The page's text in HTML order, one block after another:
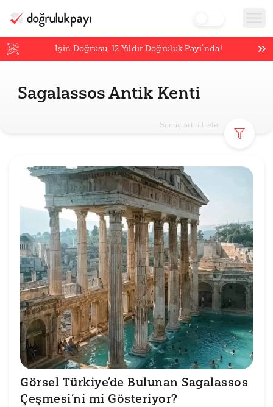
İşin Doğrusu,12 Yıldır Doğruluk Payı’nda!
Sagalassos Antik Kenti
Sonuçları filtrele
Görsel Türkiye’de Bulunan Sagalassos
Çeşmesi’ni mi Gösteriyor?